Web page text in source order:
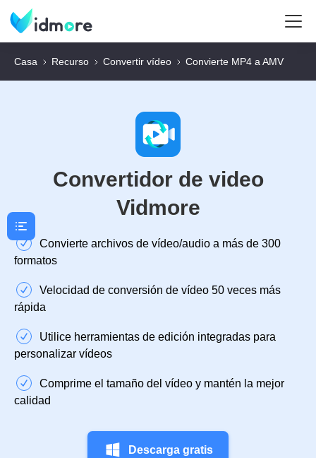
Casa Recurso Convertir vídeo Convierte MP4 a AMV
Convertidor de video
Vidmore
Convierte archivos de vídeo/audio a más de 300
formatos
Velocidad de conversión de vídeo 50 veces más
rápida
Utilice herramientas de edición integradas para
personalizar vídeos
Comprime el tamaño del vídeo y mantén la mejor
calidad
Descarga gratis